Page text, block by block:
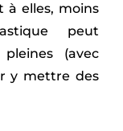
à elles, moins
peut
(avec
y mettre des